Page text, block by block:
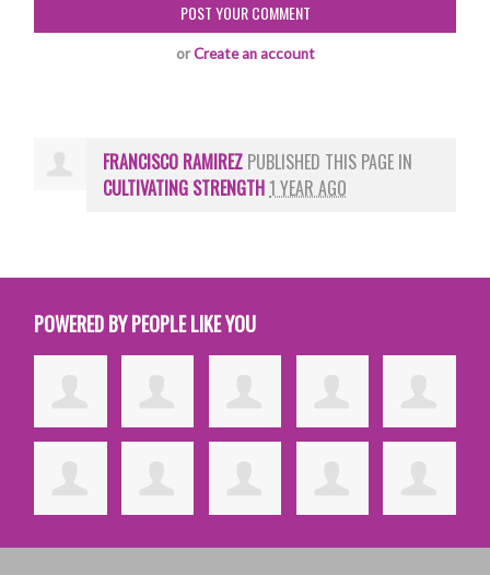
orCreate an account
FRANCISCO RAMIREZ PUBLISHED THIS PAGE IN
CULTIVATING STRENGTH 1 YEAR AGO
POWERED BY PEOPLE LIKE YOU